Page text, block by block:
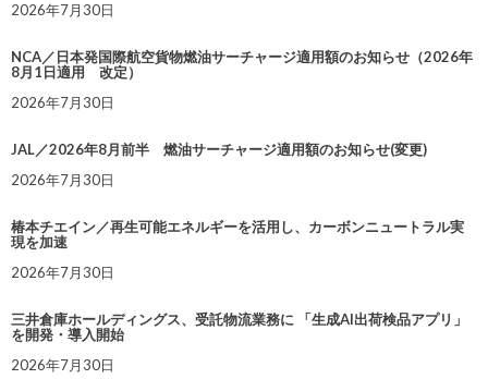
2026年7月30日
NCA／日本発国際航空貨物燃油サーチャージ適用額のお知らせ（2026年
8月1日適用 改定）
2026年7月30日
JAL／2026年8月前半 燃油サーチャージ適用額のお知らせ(変更)
2026年7月30日
椿本チエイン／再生可能エネルギーを活用し、カーボンニュートラル実
現を加速
2026年7月30日
三井倉庫ホールディングス、受託物流業務に 「生成AI出荷検品アプリ」
を開発・導入開始
2026年7月30日